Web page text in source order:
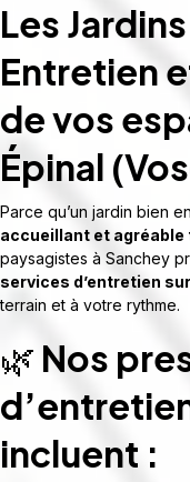
Les
Entretien
de vos
Épinal
Parce qu’un jardin bien
accueillant et agréable
paysagistes à Sanchey
services d’entretien
terrain et à votre rythme.
🌿 Nos
incluent :